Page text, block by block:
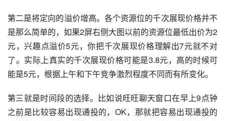
第二是将定向的溢价增高。各个资源位的千次展现价格并不
是那么简单的，如果2屏右侧大图以前的资源位最低出价为2
元，兴趣点溢价5元，你把千次展现价格理解出7元就不对
了。实际上真实的千次展现价格可能是3.8元，高的时候可
能是5元，根据上午和下午竞争激烈程度不同而有所变化。
第三就是时间段的选择。比如说旺旺聊天窗口在早上9点钟
之前是比较容易出现通投的，OK，那就把容易出现通投的